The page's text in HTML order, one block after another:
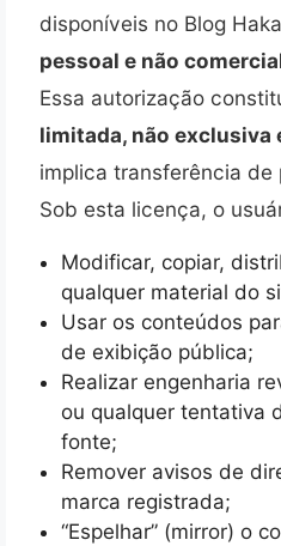
disponíveis no Blog
pessoal e não
Essa autorização
limitada, não exclusiva
implica transferência de
Sob esta licença, o
Modificar, copiar,
qualquer material do
Usar os conteúdos
de exibição pública;
Realizar engenharia
ou qualquer tentativa
fonte;
Remover avisos de
marca registrada;
“Espelhar” (mirror) o